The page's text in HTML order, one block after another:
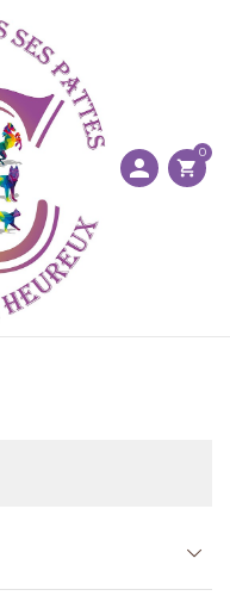
person shopping_cart
0